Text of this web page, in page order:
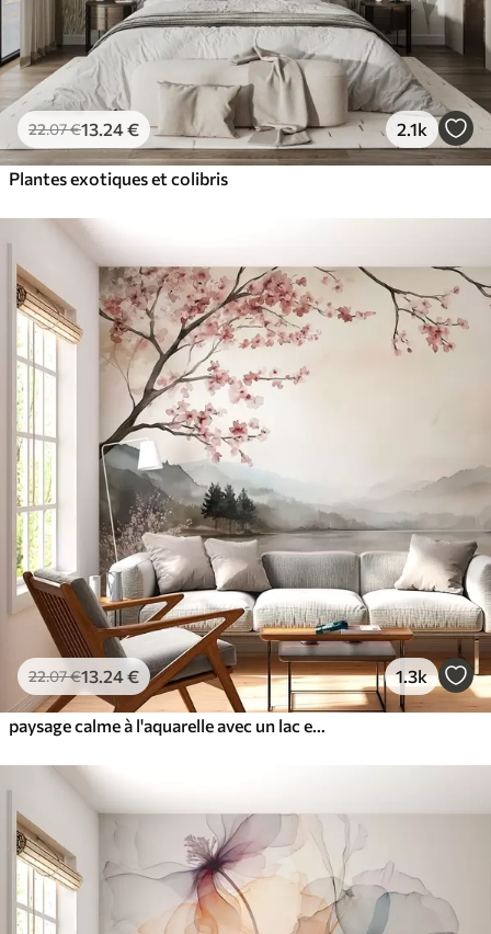
22.07€13 .24€ 2.1k
Plantes exotiques et colibris
22.07€13 .24€ 1.3k